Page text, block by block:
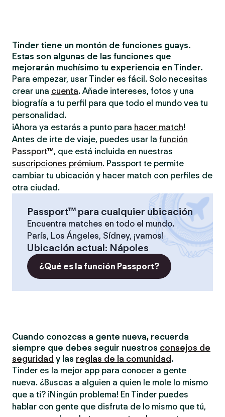
Tinder tiene un montón de funciones guays.
Estas son algunas de las funciones que
mejorarán muchísimo tu experiencia en Tinder.
Para empezar, usar Tinder es fácil. Solo necesitas
crear una cuenta. Añade intereses, fotos y una
biografía a tu perfil para que todo el mundo vea tu
personalidad.
¡Ahora ya estarás a punto para hacer match!
Antes de irte de viaje, puedes usar la función
Passport™, que está incluida en nuestras
suscripciones prémium. Passport te permite
cambiar tu ubicación y hacer match con perfiles de
otra ciudad.
Passport™ para cualquier ubicación
Encuentra matches en todo el mundo.
París, Los Ángeles, Sídney, ¡vamos!
Ubicación actual: Nápoles
¿Qué es la función Passport?
Cuando conozcas a gente nueva, recuerda
siempre que debes seguir nuestros consejos de
seguridad y las reglas de la comunidad .
Tinder es la mejor app para conocer a gente
nueva. ¿Buscas a alguien a quien le mole lo mismo
que a ti? ¡Ningún problema! En Tinder puedes
hablar con gente que disfruta de lo mismo que tú,